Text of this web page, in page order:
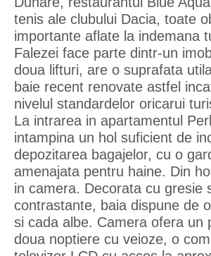
tenis ale clubului Dacia, toate
importante aflate la indemana
Falezei face parte dintr-un
doua lifturi, are o suprafata
baie recent renovate astfel
nivelul standardelor oricarui
La intrarea in apartamentul
intampina un hol suficient de
depozitarea bagajelor, cu o
amenajata pentru haine. Din
in camera. Decorata cu gresie
contrastante, baia dispune de
si cada albe. Camera ofera un
doua noptiere cu veioze, o